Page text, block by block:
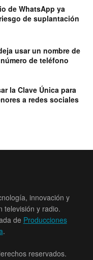
de WhatsApp ya
de suplantación
usar un nombre de
de teléfono
la Clave Única para
a redes sociales
innovación y
televisión y radio.
de Producciones
.
reservados.